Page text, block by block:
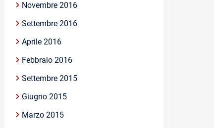
Novembre 2016
Settembre 2016
Aprile 2016
Febbraio 2016
Settembre 2015
Giugno 2015
Marzo 2015